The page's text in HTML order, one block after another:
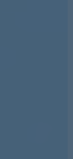
Browser für